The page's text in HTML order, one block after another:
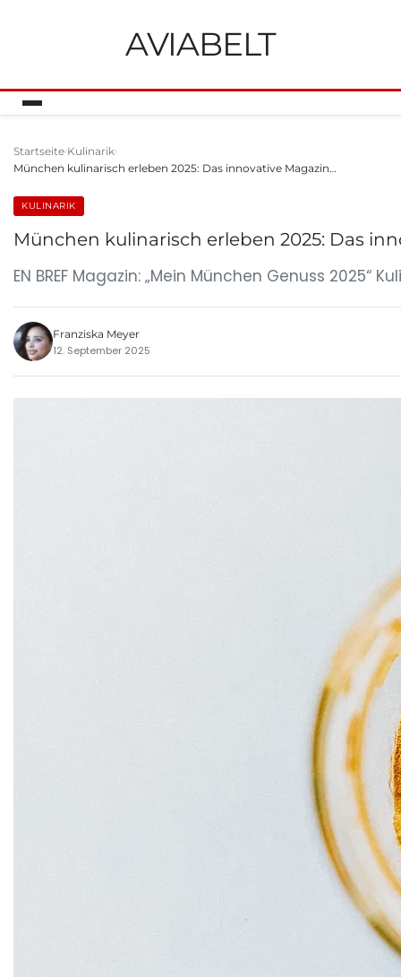
AVIABELT
Startseite Kulinarik
München kulinarisch erleben 2025: Das innovative Magazin…
KULINARIK
München kulinarisch erleben 2025: Das
EN BREF Magazin: „Mein München Genuss
Franziska Meyer
12. September 2025